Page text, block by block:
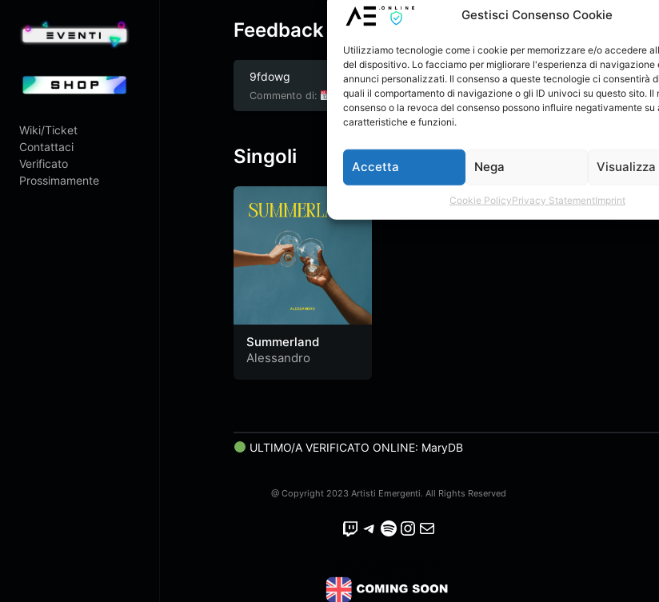
Gestisci Consenso Cookie
Utilizziamo tecnologie come i cookie per memorizzare e/o accedere
del dispositivo. Lo facciamo per migliorare l'esperienza di navigazione
annunci personalizzati. Il consenso a queste tecnologie ci consentirà
quali il comportamento di navigazione o gli ID univoci su questo sito. Il
consenso o la revoca del consenso possono influire negativamente su
caratteristiche e funzioni.
Accetta Nega
Cookie PolicyPrivacy StatementImprint
Wiki/Ticket
Contattaci
Verificato
Prossimamente
Feedback
9fdowg
Commento di: Bitcoin Transaction: 2.4 BTC unclaimed. Click to receive =>
Singoli
Summerland
Alessandro
ULTIMO/A VERIFICATO ONLINE: MaryDB
@ Copyright 2023 Artisti Emergenti. All Rights Reserved
Twitch Telegram Spotify Instagram Email